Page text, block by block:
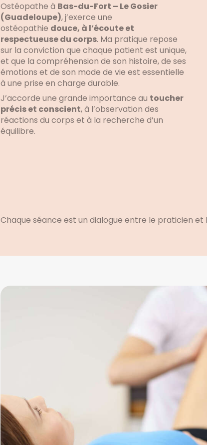
Ostéopathe à Bas-du-Fort – Le Gosier
(Guadeloupe), j’exerce une
ostéopathie douce, à l’écoute et
respectueuse du corps. Ma pratique repose
sur la conviction que chaque patient est unique,
et que la compréhension de son histoire, de ses
émotions et de son mode de vie est essentielle
à une prise en charge durable.
J’accorde une grande importance au toucher
précis et conscient, à l’observation des
réactions du corps et à la recherche d’un
équilibre.
Chaque séance est un dialogue entre le praticien